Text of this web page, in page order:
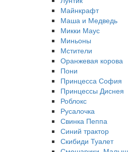
Майнкрафт
Маша и Медведь
Микки Маус
Миньоны
Мстители
Оранжевая корова
Пони
Принцесса София
Принцессы Диснея
Роблокс
Русалочка
Свинка Пеппа
Синий трактор
Скибиди Туалет